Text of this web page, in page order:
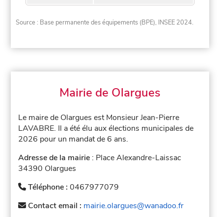
Source : Base permanente des équipements (BPE), INSEE 2024.
Mairie de Olargues
Le maire de Olargues est Monsieur Jean-Pierre
LAVABRE. Il a été élu aux élections municipales de
2026 pour un mandat de 6 ans.
Adresse de la mairie : Place Alexandre-Laissac
34390 Olargues
Téléphone :0467977079
Contact email : mairie.olargues@wanadoo.fr